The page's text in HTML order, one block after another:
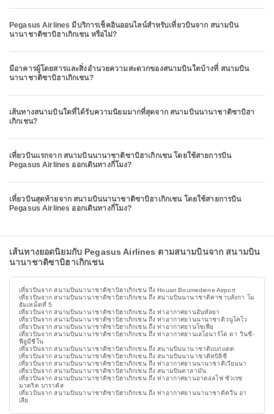
Pegasus Airlines มีบริการเช็คอินออนไลน์สำหรับเที่ยวบินจาก สนามบิน
นานาชาติซาบิฮาเกิกเชน หรือไม่?
มีอาคารผู้โดยสารและสิ่งอำนวยความสะดวกของสนามบินใดบ้างที่ สนามบิน
นานาชาติซาบิฮาเกิกเชน?
เส้นทางสนามบินใดที่ได้รับความนิยมมากที่สุดจาก สนามบินนานาชาติซาบิฮา
เกิกเชน?
เที่ยวบินแรกจาก สนามบินนานาชาติซาบิฮาเกิกเชน โดยใช้สายการบิน
Pegasus Airlines ออกเดินทางกี่โมง?
เที่ยวบินสุดท้ายจาก สนามบินนานาชาติซาบิฮาเกิกเชน โดยใช้สายการบิน
Pegasus Airlines ออกเดินทางกี่โมง?
เส้นทางยอดนิยมกับ Pegasus Airlines ตามสนามบินจาก สนามบิน
นานาชาติซาบิฮาเกิกเชน
เที่ยวบินจาก สนามบินนานาชาติซาบิฮาเกิกเชน ถึง Houari Boumediene Airport
เที่ยวบินจาก สนามบินนานาชาติซาบิฮาเกิกเชน ถึง สนามบินนานาชาติคาซาบลังกา โม
ฮัมเหม็ดที่ 5
เที่ยวบินจาก สนามบินนานาชาติซาบิฮาเกิกเชน ถึง ท่าอากาศยานอันทัลยา
เที่ยวบินจาก สนามบินนานาชาติซาบิฮาเกิกเชน ถึง ท่าอากาศยานนานาชาติวนูโคโว
เที่ยวบินจาก สนามบินนานาชาติซาบิฮาเกิกเชน ถึง ท่าอากาศยานโซเฟีย
เที่ยวบินจาก สนามบินนานาชาติซาบิฮาเกิกเชน ถึง ท่าอากาศยานเลโอนาร์โด ดา วินชี-
ฟีอูมีชีโน
เที่ยวบินจาก สนามบินนานาชาติซาบิฮาเกิกเชน ถึง สนามบินนานาชาติแบกแดด
เที่ยวบินจาก สนามบินนานาชาติซาบิฮาเกิกเชน ถึง สนามบินนานาชาติทบิลิซี
เที่ยวบินจาก สนามบินนานาชาติซาบิฮาเกิกเชน ถึง ท่าอากาศยานนานาชาติเวียนนา
เที่ยวบินจาก สนามบินนานาชาติซาบิฮาเกิกเชน ถึง สนามบินดาลามัน
เที่ยวบินจาก สนามบินนานาชาติซาบิฮาเกิกเชน ถึง ท่าอากาศยานอาดอลโฟ ซัวเรซ
มาดริด บาราคัส
เที่ยวบินจาก สนามบินนานาชาติซาบิฮาเกิกเชน ถึง ท่าอากาศยานนานาชาติควีน อา
เลีย